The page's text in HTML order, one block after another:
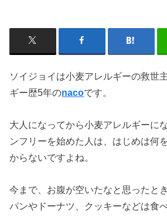
ソイジョイは小麦アレルギーの救世
ギー歴5年のnacoです。
大人になってから小麦アレルギーに
ンフリーを始めた人は、はじめは何
からないですよね。
今まで、お腹が空いたなと思ったと
パンやドーナツ、クッキーなどは食